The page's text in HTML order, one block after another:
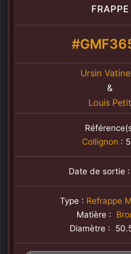
FRAPPE
Ursin
&
Louis Petit
Collignon :
Date de sortie
Type : Refrappe
Matière :
Diamètre :